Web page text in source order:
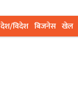
देश/विदेश बिजनेस खेल